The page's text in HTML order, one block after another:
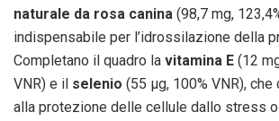
naturale da rosa canina (98,7 mg,
indispensabile per l’idrossilazione della
Completano il quadro la vitamina E (12
VNR) e il selenio (55 µg, 100% VNR),
alla protezione delle cellule dallo stress